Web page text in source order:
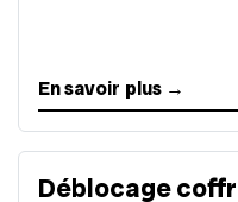
En savoir plus →
Déblocage